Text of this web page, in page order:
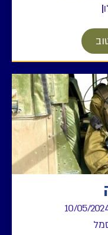
10/05/